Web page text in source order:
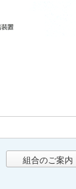
組合のご案内